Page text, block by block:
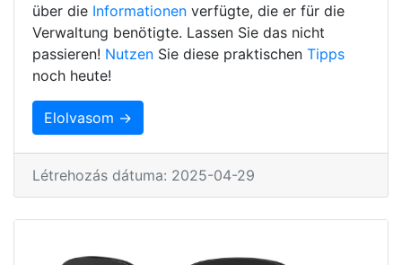
über die Informationen verfügte, die er für die
Verwaltung benötigte. Lassen Sie das nicht
passieren! Nutzen Sie diese praktischen Tipps
noch heute!
Elolvasom →
Létrehozás dátuma: 2025-04-29